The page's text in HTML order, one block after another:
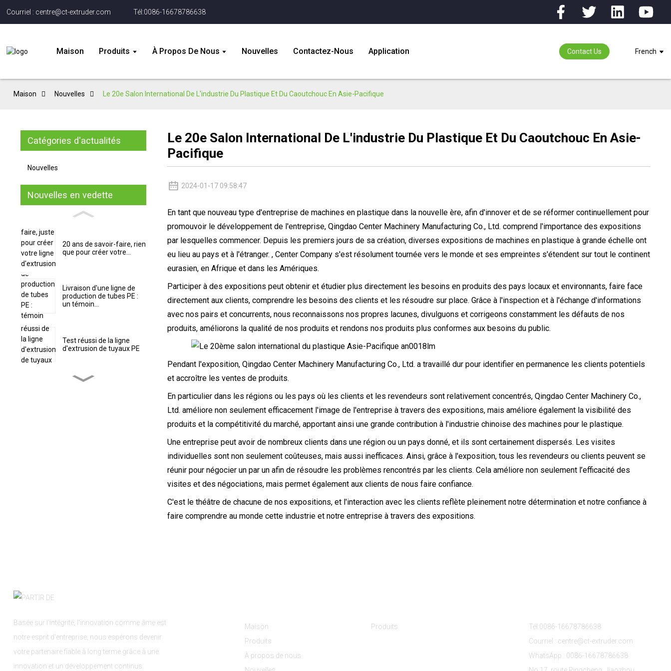
Courriel : centre@ct-extruder.com Tél:0086-16678786638
Maison Produits À Propos De Nous Nouvelles Contactez-Nous Application Contact Us French
Maison Nouvelles Le 20e Salon International De L'industrie Du Plastique Et Du Caoutchouc En Asie-Pacifique
Catégories d'actualités
Nouvelles
Nouvelles en vedette
20 ans de savoir-faire, rien
que pour créer votre...
Livraison d'une ligne de
production de tubes PE :
un témoin...
Test réussi de la ligne
d'extrusion de tuyaux PE
tuyaux PE Jack
Le 20e Salon International De L'industrie Du Plastique Et Du Caoutchouc En Asie-
Pacifique
2024-01-17 09:58:47
En tant que nouveau type d'entreprise de machines en plastique dans la nouvelle ère, afin d'innover et de se réformer continuellement pour
promouvoir le développement de l'entreprise, Qingdao Center Machinery Manufacturing Co., Ltd. comprend l'importance des expositions
par lesquelles commencer. Depuis les premiers jours de sa création, diverses expositions de machines en plastique à grande échelle ont
eu lieu au pays et à l'étranger. , Center Company s'est résolument tournée vers le monde et ses empreintes s'étendent sur tout le continent
eurasien, en Afrique et dans les Amériques.
Participer à des expositions peut obtenir et étudier plus directement les besoins en produits des pays locaux et environnants, faire face
directement aux clients, comprendre les besoins des clients et les résoudre sur place. Grâce à l'inspection et à l'échange d'informations
avec nos pairs et concurrents, nous reconnaissons nos propres lacunes, divulguons et corrigeons constamment les défauts de nos
produits, améliorons la qualité de nos produits et rendons nos produits plus conformes aux besoins du public.
Pendant l'exposition, Qingdao Center Machinery Manufacturing Co., Ltd. a travaillé dur pour identifier en permanence les clients potentiels
et accroître les ventes de produits.
En particulier dans les régions ou les pays où les clients et les revendeurs sont relativement concentrés, Qingdao Center Machinery Co.,
Ltd. améliore non seulement efficacement l'image de l'entreprise à travers des expositions, mais améliore également la visibilité des
produits et la compétitivité du marché, apportant ainsi une grande contribution à l'industrie chinoise des machines pour le plastique.
Une entreprise peut avoir de nombreux clients dans une région ou un pays donné, et ils sont certainement dispersés. Les visites
individuelles sont non seulement coûteuses, mais aussi inefficaces. Ainsi, grâce à l'exposition, tous les revendeurs ou clients peuvent se
réunir pour négocier un par un afin de résoudre les problèmes rencontrés par les clients. Cela améliore non seulement l’efficacité des
visites et des négociations, mais permet également aux clients de nous faire confiance.
C'est le théâtre de chacune de nos expositions, et l'interaction avec les clients reflète pleinement notre détermination et notre confiance à
faire comprendre au monde cette industrie et notre entreprise à travers des expositions.
Basée sur l'intégrité, l'innovation comme âme est
notre esprit d'entreprise, nous espérons devenir
votre partenaire fiable à long terme grâce à une
innovation et un développement continus.
Maison
Produits
À propos de nous
Produits
Tél:0086-16678786638
Courriel : centre@ct-extruder.com
WhatsApp : 0086-16678786638